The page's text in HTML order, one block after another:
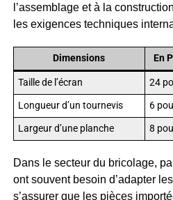
l’assemblage et à la
les exigences techniques
Dimensions En
Taille de l’écran 24
Longueur d’un tournevis
6
Largeur d’une planche
8
Dans le secteur du bricolage,
ont souvent besoin d’adapter
s’assurer que les pièces